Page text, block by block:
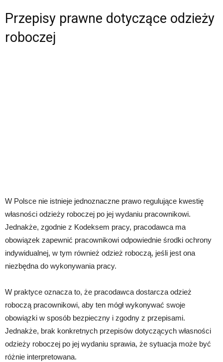
Przepisy prawne dotyczące odzieży
roboczej
W Polsce nie istnieje jednoznaczne prawo regulujące kwestię
własności odzieży roboczej po jej wydaniu pracownikowi.
Jednakże, zgodnie z Kodeksem pracy, pracodawca ma
obowiązek zapewnić pracownikowi odpowiednie środki ochrony
indywidualnej, w tym również odzież roboczą, jeśli jest ona
niezbędna do wykonywania pracy.
W praktyce oznacza to, że pracodawca dostarcza odzież
roboczą pracownikowi, aby ten mógł wykonywać swoje
obowiązki w sposób bezpieczny i zgodny z przepisami.
Jednakże, brak konkretnych przepisów dotyczących własności
odzieży roboczej po jej wydaniu sprawia, że sytuacja może być
różnie interpretowana.